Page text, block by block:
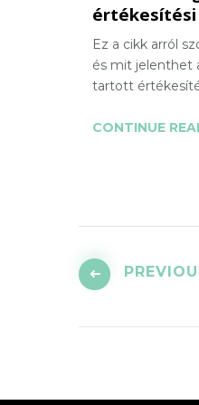
Ez a cikk arról
és mit jelenthet
tartott
CONTINUE
lapozása